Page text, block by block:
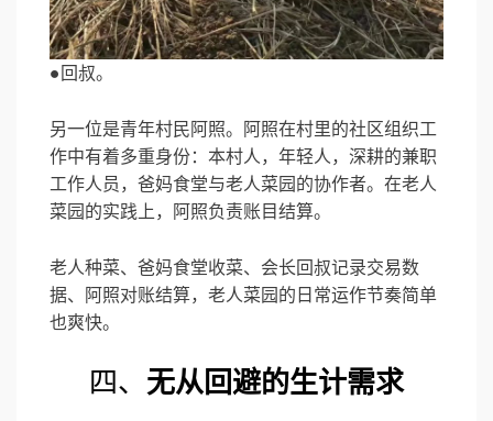
●回叔。
另一位是青年村民阿照。阿照在村里的社区组织工
作中有着多重身份：本村人，年轻人，深耕的兼职
工作人员，爸妈食堂与老人菜园的协作者。在老人
菜园的实践上，阿照负责账目结算。
老人种菜、爸妈食堂收菜、会长回叔记录交易数
据、阿照对账结算，老人菜园的日常运作节奏简单
也爽快。
四、 无从回避的生计需求